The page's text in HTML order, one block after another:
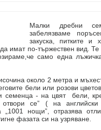
Малки дребни
забелязваме
закуска, питките и
имат по-тържествен вид.
само една
около 2 метра и
бели или розови
семенца - на цвят бели,
се” ( на
„1001 нощи”, отразява
фазата си на узряване.